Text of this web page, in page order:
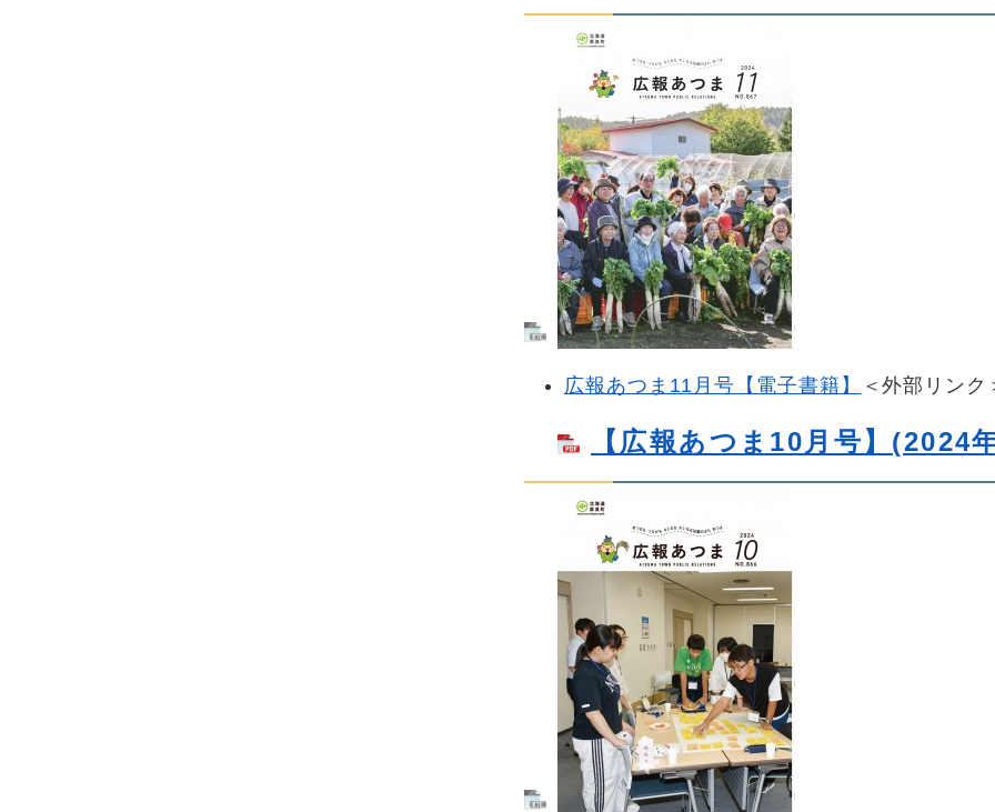
広報あつま11月号【電子書籍】 ＜外部リンク
【広報あつま10月号】(2024